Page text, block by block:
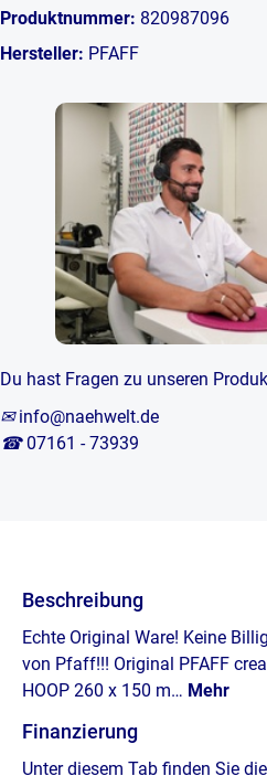
Produktnummer: 820987096
Hersteller: PFAFF
Du hast Fragen zu unseren
✉ info@naehwelt.de
☎ 07161 - 73939
Beschreibung
Echte Original Ware! Keine
von Pfaff!!! Original PFAFF
HOOP 260 x 150 m… Mehr
Finanzierung
Unter diesem Tab finden Sie